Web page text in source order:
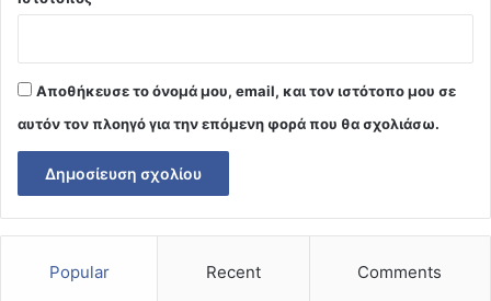
Αποθήκευσε το όνομά μου, email, και τον ιστότοπο μου σε
αυτόν τον πλοηγό για την επόμενη φορά που θα σχολιάσω.
Popular Recent Comments